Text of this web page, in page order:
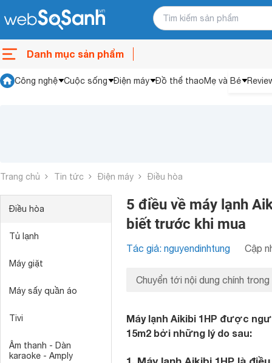
Danh mục sản phẩm
Công nghệ Cuộc sống Điện máy Đồ thể thaoMẹ và Bé
Trang chủ Tin tức Điện máy Điều hòa
Điều hòa
Tủ lạnh
Máy giặt
Máy sấy quần áo
Tivi
Âm thanh - Dàn
karaoke - Amply
5 điều về máy lạnh
biết trước khi mua
Tác giả: nguyendinhtung Cập
Chuyển tới nội dung chính trong
Máy lạnh Aikibi 1HP được
15m2 bởi những lý do sau: